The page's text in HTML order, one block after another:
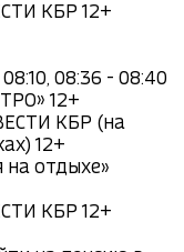
КБР 12+
08:36 - 08:40
12+
КБР (на
12+
на отдыхе»
КБР 12+